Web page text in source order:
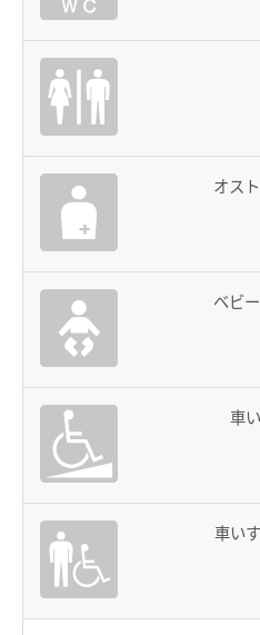
IR情報
採用情報
manaca
manacaとは？
manacaの種類
manacaを買う
manacaを購入する
manaca定期券を購入する
manaca取扱窓口
鉄道・バスで使う
お買物＆フード
法人・店舗のお客様
名鉄グループ
オス
ベビ
車
車い